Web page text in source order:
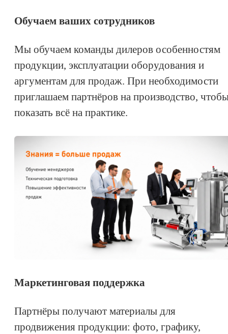
Обучаем ваших сотрудников
Мы обучаем команды дилеров особенностям
продукции, эксплуатации оборудования и
аргументам для продаж. При необходимости
приглашаем партнёров на производство,
показать всё на практике.
Маркетинговая поддержка
Партнёры получают материалы для
продвижения продукции: фото, графику,